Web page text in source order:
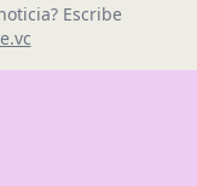
Escribe